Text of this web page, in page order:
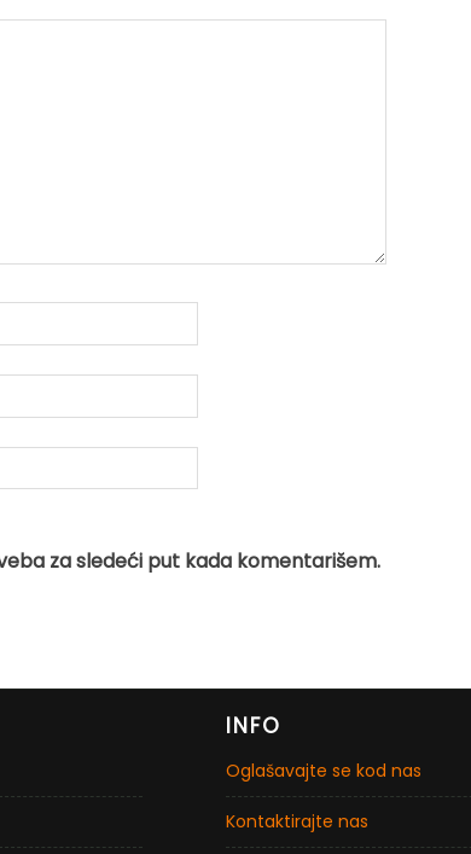
za sledeći put kada komentarišem.
INFO
Oglašavajte se kod nas
Kontaktirajte nas